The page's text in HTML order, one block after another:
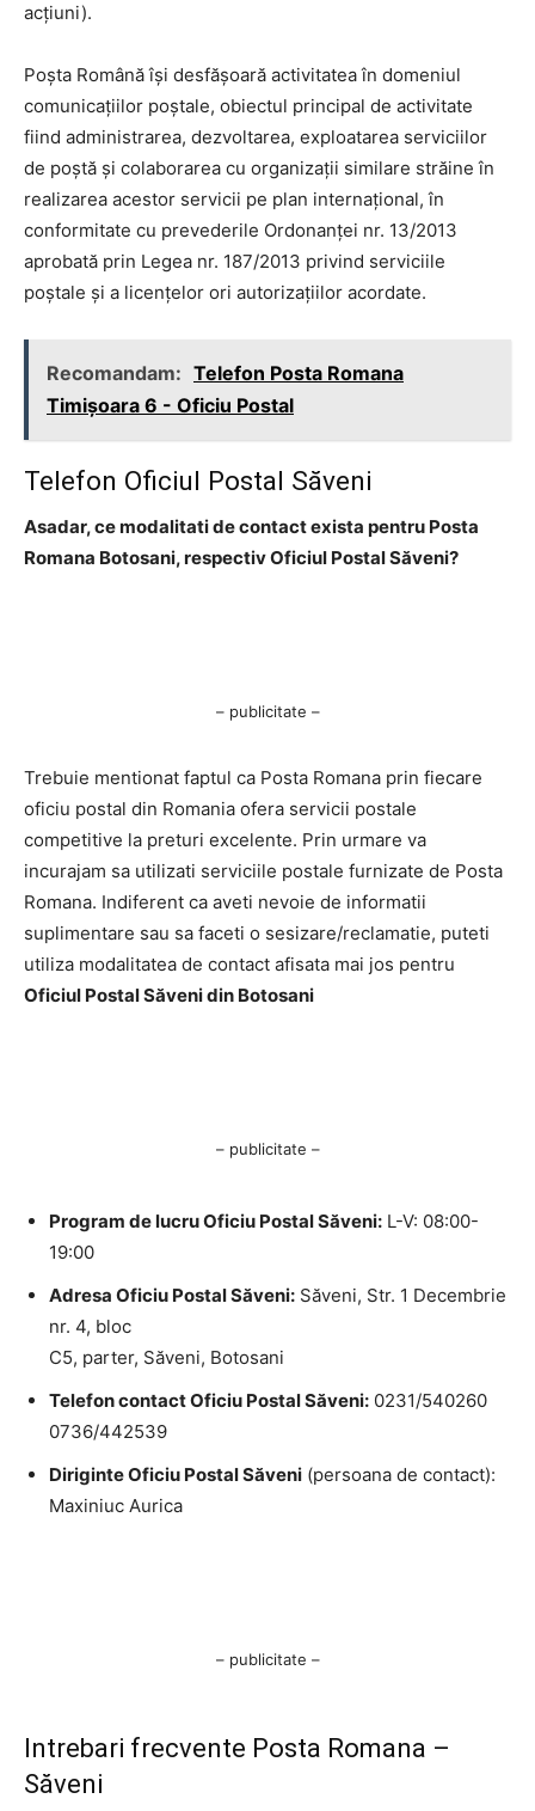
acţiuni).
Poşta Română îşi desfăşoară activitatea în domeniul
comunicaţiilor poştale, obiectul principal de activitate
fiind administrarea, dezvoltarea, exploatarea serviciilor
de poştă şi colaborarea cu organizaţii similare străine în
realizarea acestor servicii pe plan internaţional, în
conformitate cu prevederile Ordonanţei nr. 13/2013
aprobată prin Legea nr. 187/2013 privind serviciile
poştale şi a licenţelor ori autorizaţiilor acordate.
Recomandam: Telefon Posta Romana
Timişoara 6 - Oficiu Postal
Telefon Oficiul Postal Săveni
Asadar, ce modalitati de contact exista pentru Posta
Romana Botosani, respectiv Oficiul Postal Săveni?
– publicitate –
Trebuie mentionat faptul ca Posta Romana prin fiecare
oficiu postal din Romania ofera servicii postale
competitive la preturi excelente. Prin urmare va
incurajam sa utilizati serviciile postale furnizate de Posta
Romana. Indiferent ca aveti nevoie de informatii
suplimentare sau sa faceti o sesizare/reclamatie, puteti
utiliza modalitatea de contact afisata mai jos pentru
Oficiul Postal Săveni din Botosani
– publicitate –
Program de lucru Oficiu Postal Săveni: L-V: 08:00-
19:00
Adresa Oficiu Postal Săveni: Săveni, Str. 1 Decembrie
nr. 4, bloc
C5, parter, Săveni, Botosani
Telefon contact Oficiu Postal Săveni: 0231/540260
0736/442539
Diriginte Oficiu Postal Săveni (persoana de contact):
Maxiniuc Aurica
– publicitate –
Intrebari frecvente Posta Romana –
Săveni